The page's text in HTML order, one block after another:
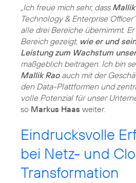
„Ich freue mich sehr, dass Mallik
Technology & Enterprise
alle drei Bereiche übernimmt.
Bereich gezeigt, wie er und
Leistung zum Wachstum
maßgeblich beitragen. Ich bin
Mallik Raoauch mit der
den Data-Plattformen und
volle Potenzial für unser
so Markus Haas weiter.
Eindrucksvolle
bei Netz- und
Transformation